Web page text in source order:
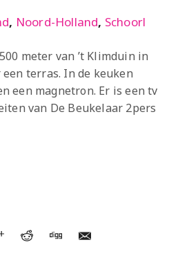
, Noord-Holland, Schoorl
meter van ’t Klimduin in
terras. In de keuken
een magnetron. Er is een tv
van De Beukelaar 2pers